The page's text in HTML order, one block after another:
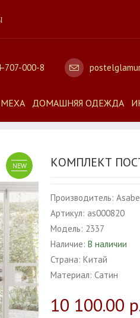
707-000-8
ДОМАШНЯЯ ОДЕЖДА
NEW КОМПЛЕКТ
Производитель:
Артикул: as000820
Модель: 2337
Наличие: В наличии
Страна: Китай
Материал: Сатин
10 100.00